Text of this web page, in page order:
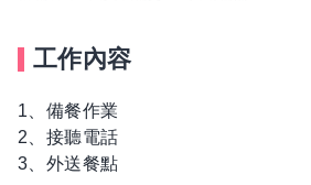
工作內容
1、備餐作業
2、接聽電話
3、​外送餐點